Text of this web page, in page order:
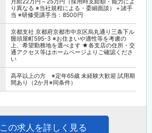
り異なる ※当社規程による・委細面談）＋諸手
当 ※研修受講手当：8500円
京都支社 京都府京都市中京区烏丸通り三条下ル
饅頭屋町595-3 ※お住まいや適性等を考慮の
上、希望勤務地を選べます ★各支店の住所・交
通アクセス等はホームページよりご確認くださ
い
高卒以上の方 ※定年65歳 未経験大歓迎 試用期
間あり（2か月※同条件）
この求人を詳しく見る